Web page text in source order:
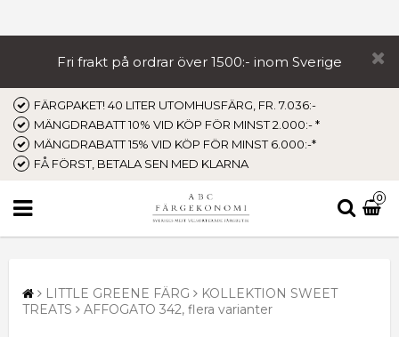
Fri frakt på ordrar över 1500:- inom Sverige
FÄRGPAKET! 40 LITER UTOMHUSFÄRG, FR. 7.036:-
MÄNGDRABATT 10% VID KÖP FÖR MINST 2.000:- *
MÄNGDRABATT 15% VID KÖP FÖR MINST 6.000:-*
FÅ FÖRST, BETALA SEN MED KLARNA
0
LITTLE GREENE FÄRG
KOLLEKTION SWEET
TREATS
AFFOGATO 342, flera varianter